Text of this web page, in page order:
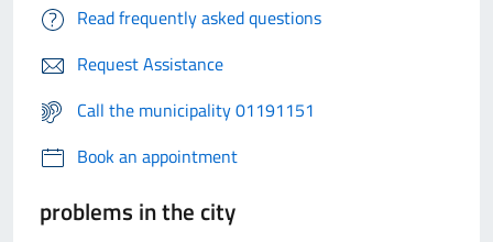
Read frequently asked questions
Request Assistance
Call the municipality 01191151
Book an appointment
problems in the city